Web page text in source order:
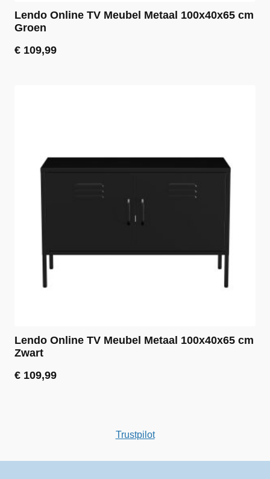
Lendo Online TV Meubel Metaal 100x40x65 cm
Groen
€ 109,99
Lendo Online TV Meubel Metaal 100x40x65 cm
Zwart
€ 109,99
Trustpilot